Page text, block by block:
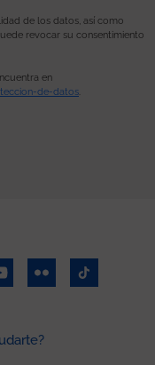
de los datos, así como
revocar su consentimiento
en
de-datos